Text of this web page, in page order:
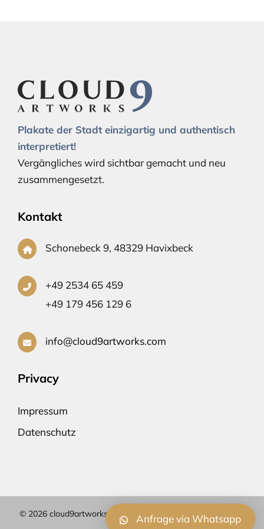
Plakate der Stadt einzigartig und authentisch
interpretiert!
Vergängliches wird sichtbar gemacht und neu
zusammengesetzt.
Kontakt
Schonebeck 9, 48329 Havixbeck
+49 2534 65 459
+49 179 456 129 6
info@cloud9artworks.com
Privacy
Impressum
Datenschutz
© 2026 cloud9artworks.com | Webdesign by STAHL-Kreativ
Anfrage via Whatsapp